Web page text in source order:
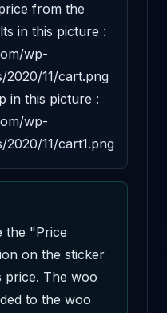
from the
in this picture :
wp-
11/cart.png
in this picture :
wp-
11/cart1.png
the "Price
on the sticker
price. The woo
to the woo